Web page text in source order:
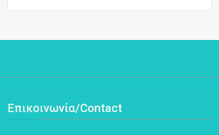
Επικοινωνία/Contact